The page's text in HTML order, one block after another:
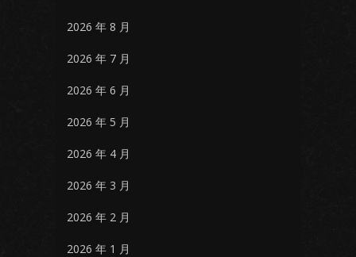
2026 年 8 月
2026 年 7 月
2026 年 6 月
2026 年 5 月
2026 年 4 月
2026 年 3 月
2026 年 2 月
2026 年 1 月